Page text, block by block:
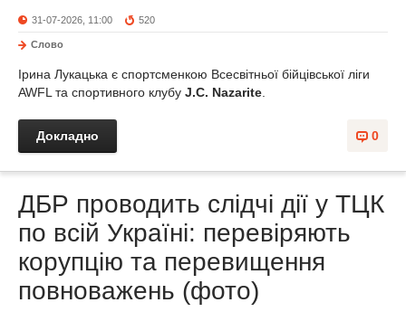
31-07-2026, 11:00 520
Слово
Ірина Лукацька є спортсменкою Всесвітньої бійцівської ліги
AWFL та спортивного клубу J.C. Nazarite
0
Докладно
ДБР проводить слідчі дії у ТЦК
по всій Україні: перевіряють
корупцію та перевищення
повноважень (фото)